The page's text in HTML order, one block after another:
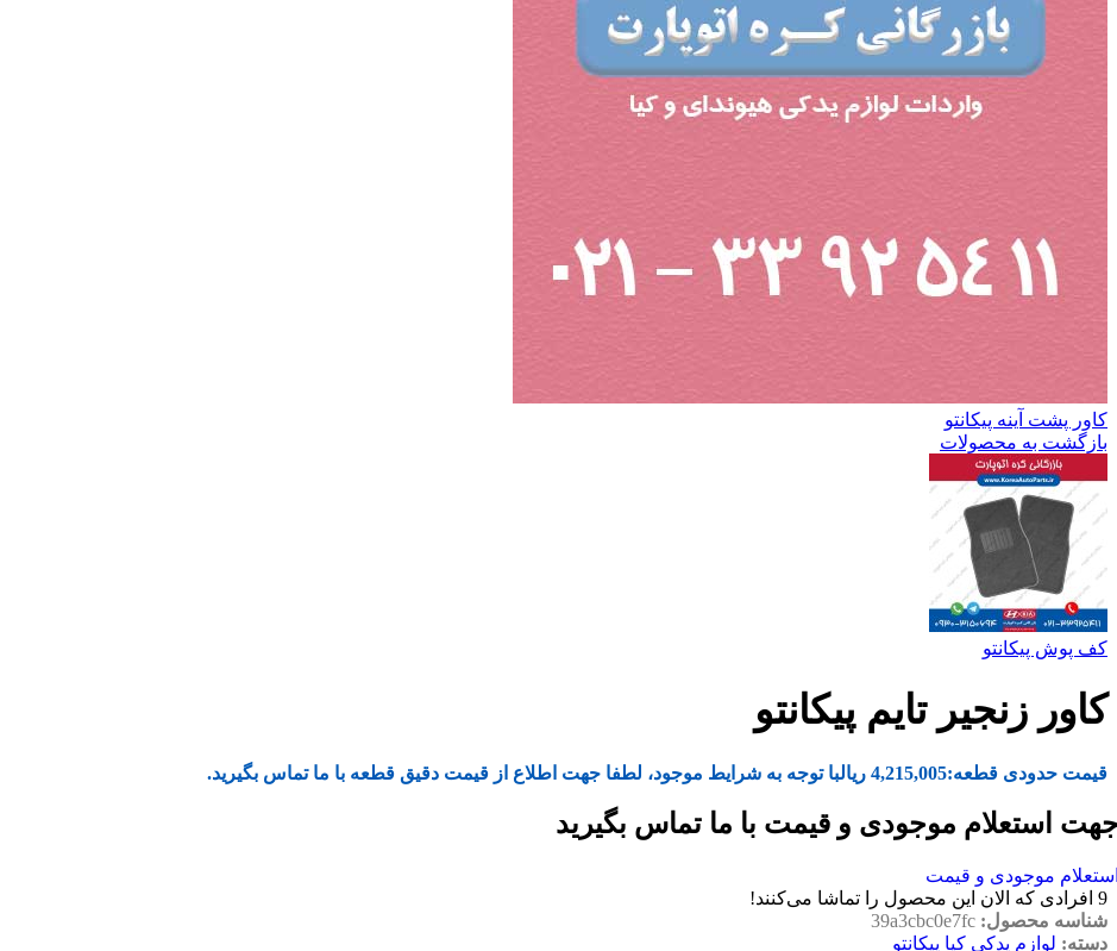
کاور پشت آینه پیکانتو
بازگشت به محصولات
کف پوش پیکانتو
کاور زنجیر تایم پیکانتو
قیمت حدودی قطعه:4,215,005 ریالبا توجه به شرایط موجود، لطفا جهت اطلاع از قیمت دقیق قطعه با ما تماس بگیرید.
استعلام موجودی و قیمت با ما تماس بگیرید
موجودی و قیمت
9 افرادی که الان این محصول را تماشا می‌کنند!
شناسه محصول: 39a3cbc0e7fc
دسته: لوازم یدکی کیا پیکانتو